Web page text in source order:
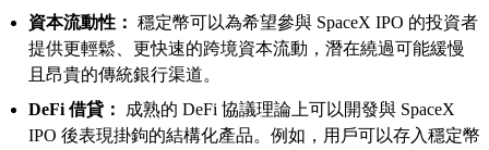
資本流動性： 穩定幣可以為希望參與 SpaceX IPO 的投資者
提供更輕鬆、更快速的跨境資本流動，潛在繞過可能緩慢
且昂貴的傳統銀行渠道。
DeFi 借貸：
成熟的 DeFi 協議理論上可以開發與 SpaceX
IPO 後表現掛鉤的結構化產品。例如，用戶可以存入穩定幣